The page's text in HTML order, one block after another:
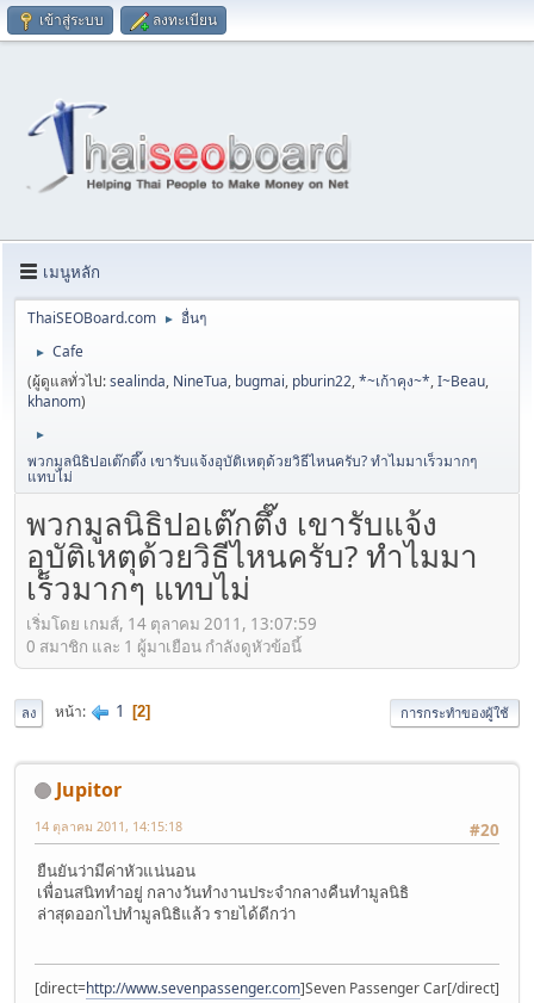
เข้าสู่ระบบ ลงทะเบียน
เมนูหลัก
ThaiSEOBoard.com ► อื่นๆ
►
Cafe
(ผู้ดูแลทั่วไป:sealinda, NineTua, bugmai, pburin22,*~เก้าคุง~*,I~Beau,
khanom)
►
พวกมูลนิธิปอเต๊กตึ๊ง เขารับแจ้งอุบัติเหตุด้วยวิธีไหนครับ? ทำไมมาเร็วมากๆ
แทบไม่
พวกมูลนิธิปอเต๊กตึ๊ง เขารับแจ้ง
อุบัติเหตุด้วยวิธีไหนครับ? ทำไมมา
เร็วมากๆ แทบไม่
เริ่มโดย เกมส์, 14 ตุลาคม 2011, 13:07:59
0 สมาชิก และ 1 ผู้มาเยือน กำลังดูหัวข้อนี้
ลง หน้า 1 2 การกระทำของผู้ใช้
Jupitor
#20
14 ตุลาคม 2011, 14:15:18
ยืนยันว่ามีค่าหัวแน่นอน
เพื่อนสนิททำอยู่ กลางวันทำงานประจำกลางคืนทำมูลนิธิ
ล่าสุดออกไปทำมูลนิธิแล้ว รายได้ดีกว่า
[direct=http://www.sevenpassenger.com]Seven Passenger Car[/direct]